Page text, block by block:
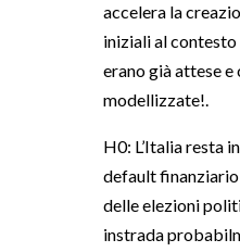
accelera la
iniziali al
erano già attese e
modellizzate!.
H0: L’Italia resta
default
delle elezioni
instrada